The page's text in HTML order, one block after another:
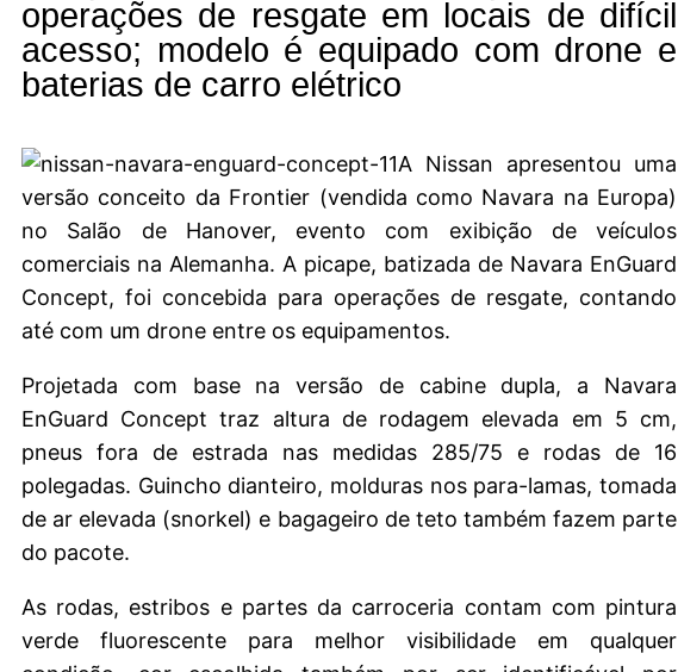
operações de resgate em locais de difícil
acesso; modelo é equipado com drone e
baterias de carro elétrico
A Nissan apresentou uma
versão conceito da Frontier (vendida como Navara na Europa)
no Salão de Hanover, evento com exibição de veículos
comerciais na Alemanha. A picape, batizada de Navara EnGuard
Concept, foi concebida para operações de resgate, contando
até com um drone entre os equipamentos.
Projetada com base na versão de cabine dupla, a Navara
EnGuard Concept traz altura de rodagem elevada em 5 cm,
pneus fora de estrada nas medidas 285/75 e rodas de 16
polegadas. Guincho dianteiro, molduras nos para-lamas, tomada
de ar elevada (snorkel) e bagageiro de teto também fazem parte
do pacote.
As rodas, estribos e partes da carroceria contam com pintura
verde fluorescente para melhor visibilidade em qualquer